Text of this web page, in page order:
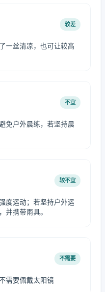
较差
一丝清凉，也可让较高
不宜
免户外晨练，若坚持晨
较不宜
度运动；若坚持户外运
并携带雨具。
不需要
需要佩戴太阳镜